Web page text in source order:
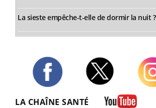
La sieste empêche-t-elle de dormir la nuit ?
LA CHAÎNE SANTÉ